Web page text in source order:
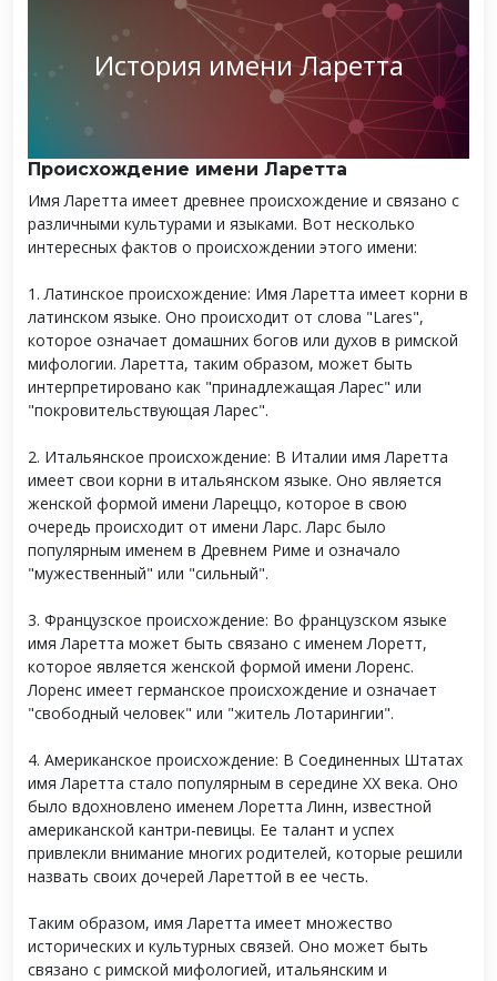
История имени Ларетта
Происхождение имени Ларетта
Имя Ларетта имеет древнее происхождение и связано с
различными культурами и языками. Вот несколько
интересных фактов о происхождении этого имени:
1. Латинское происхождение: Имя Ларетта имеет корни в
латинском языке. Оно происходит от слова "Lares",
которое означает домашних богов или духов в римской
мифологии. Ларетта, таким образом, может быть
интерпретировано как "принадлежащая Ларес" или
"покровительствующая Ларес".
2. Итальянское происхождение: В Италии имя Ларетта
имеет свои корни в итальянском языке. Оно является
женской формой имени Лареццо, которое в свою
очередь происходит от имени Ларс. Ларс было
популярным именем в Древнем Риме и означало
"мужественный" или "сильный".
3. Французское происхождение: Во французском языке
имя Ларетта может быть связано с именем Лоретт,
которое является женской формой имени Лоренс.
Лоренс имеет германское происхождение и означает
"свободный человек" или "житель Лотарингии".
4. Американское происхождение: В Соединенных Штатах
имя Ларетта стало популярным в середине XX века. Оно
было вдохновлено именем Лоретта Линн, известной
американской кантри-певицы. Ее талант и успех
привлекли внимание многих родителей, которые решили
назвать своих дочерей Лареттой в ее честь.
Таким образом, имя Ларетта имеет множество
исторических и культурных связей. Оно может быть
связано с римской мифологией, итальянским и